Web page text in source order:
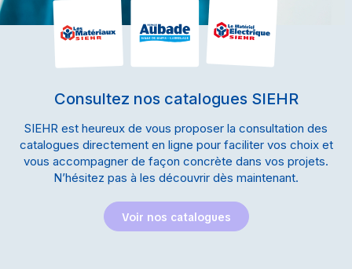
Consultez nos catalogues SIEHR
SIEHR est heureux de vous proposer la consultation des
catalogues directement en ligne pour faciliter vos choix et
vous accompagner de façon concrète dans vos projets.
N’hésitez pas à les découvrir dès maintenant.
Voir nos catalogues